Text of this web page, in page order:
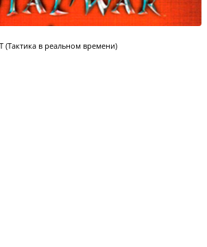
(Тактика в реальном времени)